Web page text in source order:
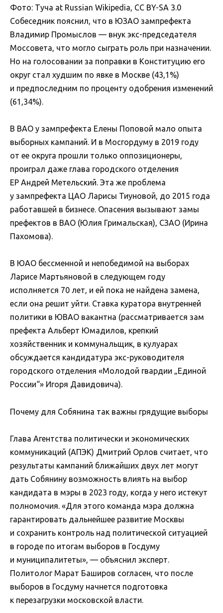
Фото: Туча at Russian Wikipedia, CC BY-SA 3.0
Собеседник пояснил, что в ЮЗАО зампрефекта
Владимир Промыслов — внук экс-председателя
Моссовета, что могло сыграть роль при назначении.
Но на голосовании за поправки в Конституцию его
округ стал худшим по явке в Москве (43,1%)
и предпоследним по проценту одобрения изменений
(61,34%).
В ВАО у зампрефекта Елены Поповой мало опыта
выборных кампаний. И в Мосгордуму в 2019 году
от ее округа прошли только оппозиционеры,
проиграл даже глава городского отделения
ЕР Андрей Метельский. Эта же проблема
у зампрефекта ЦАО Ларисы Тиуновой, до 2015 года
работавшей в бизнесе. Опасения вызывают замы
префектов в ВАО (Юлия Гримальская), СЗАО (Ирина
Пахомова).
В ЮАО бессменной и непобедимой на выборах
Ларисе Мартьяновой в следующем году
исполняется 70 лет, и ей пока не найдена замена,
если она решит уйти. Ставка куратора внутренней
политики в ЮВАО вакантна (рассматривается зам
префекта Альберт Юмадилов, крепкий
хозяйственник и коммунальщик, в кулуарах
обсуждается кандидатура экс-руководителя
городского отделения «Молодой гвардии „Единой
России“» Игоря Давидовича).
Почему для Собянина так важны грядущие выборы
Глава Агентства политически и экономических
коммуникаций (АПЭК) Дмитрий Орлов считает, что
результаты кампаний ближайших двух лет могут
дать Собянину возможность влиять на выбор
кандидата в мэры в 2023 году, когда у него истекут
полномочия. «Для этого команда мэра должна
гарантировать дальнейшее развитие Москвы
и сохранить контроль над политической ситуацией
в городе по итогам выборов в Госдуму
и муниципалитеты», — объяснил эксперт.
Политолог Марат Баширов согласен, что после
выборов в Госдуму начнется подготовка
к перезагрузки московской власти.